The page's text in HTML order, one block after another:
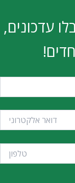
עדכונים,